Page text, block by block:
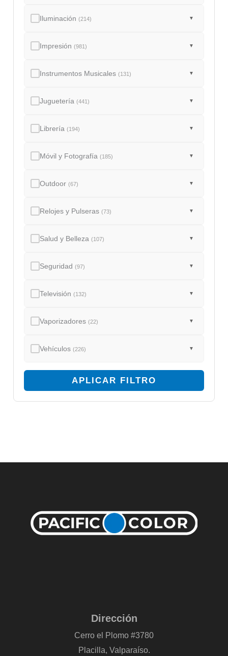
Iluminación(214) ▼
Impresión(981) ▼
Instrumentos Musicales(131) ▼
Juguetería(441) ▼
Librería(194) ▼
Móvil y Fotografía(185) ▼
Outdoor(67) ▼
Relojes y Pulseras(73) ▼
Salud y Belleza(107) ▼
Seguridad(97) ▼
Televisión(132) ▼
Vaporizadores(22) ▼
Vehículos(226) ▼
APLICAR FILTRO
Dirección
Cerro el Plomo #3780
Placilla, Valparaíso.